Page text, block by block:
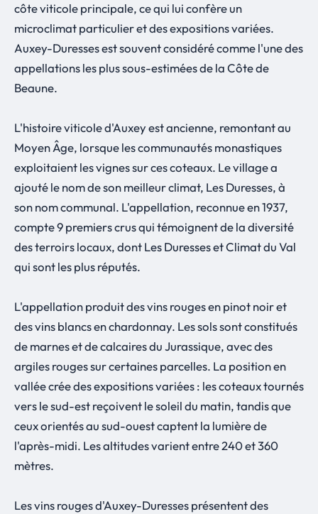
côte viticole principale, ce qui lui confère un
microclimat particulier et des expositions variées.
Auxey-Duresses est souvent considéré comme l'une des
appellations les plus sous-estimées de la Côte de
Beaune.
L'histoire viticole d'Auxey est ancienne, remontant au
Moyen Âge, lorsque les communautés monastiques
exploitaient les vignes sur ces coteaux. Le village a
ajouté le nom de son meilleur climat, Les Duresses, à
son nom communal. L'appellation, reconnue en 1937,
compte 9 premiers crus qui témoignent de la diversité
des terroirs locaux, dont Les Duresses et Climat du Val
qui sont les plus réputés.
L'appellation produit des vins rouges en pinot noir et
des vins blancs en chardonnay. Les sols sont constitués
de marnes et de calcaires du Jurassique, avec des
argiles rouges sur certaines parcelles. La position en
vallée crée des expositions variées : les coteaux tournés
vers le sud-est reçoivent le soleil du matin, tandis que
ceux orientés au sud-ouest captent la lumière de
l'après-midi. Les altitudes varient entre 240 et 360
mètres.
Les vins rouges d'Auxey-Duresses présentent des